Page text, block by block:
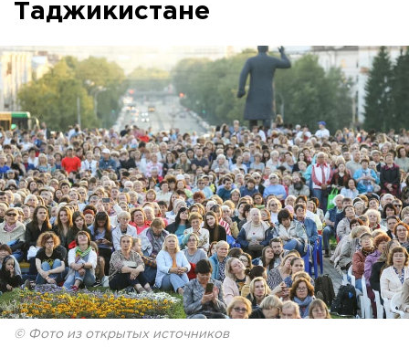
Таджикистане
© Фото из открытых источников